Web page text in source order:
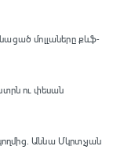
մոլլաները քևֆ-
ու փեսան
Աննա Մկրտչյան